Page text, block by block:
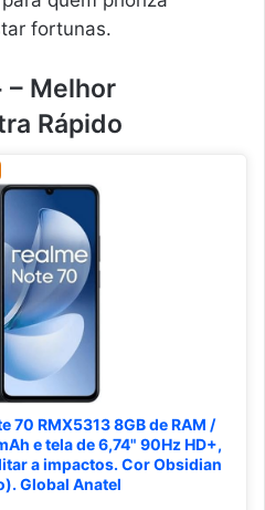
fortunas.
– Melhor
Rápido
70 RMX5313 8GB de RAM /
e tela de 6,74" 90Hz HD+,
a impactos. Cor Obsidian
Global Anatel